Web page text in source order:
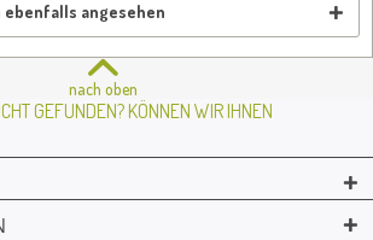
ebenfalls angesehen
nach oben
GEFUNDEN? KÖNNEN WIR IHNEN